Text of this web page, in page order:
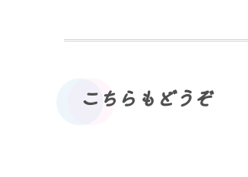
こちらもどうぞ